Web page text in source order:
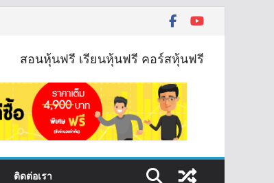
สอนหุ้นฟรี เรียนหุ้นฟรี คอร์สหุ้นฟรี
ติดต่อเรา